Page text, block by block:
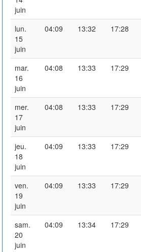
juin
lun.
15
juin
04:09 13:32 17:28
mar.
16
juin
04:08 13:33 17:29
mer.
17
juin
04:08 13:33 17:29
jeu.
18
juin
04:09 13:33 17:29
ven.
19
juin
04:09 13:33 17:29
sam.
20
juin
04:09 13:34 17:29